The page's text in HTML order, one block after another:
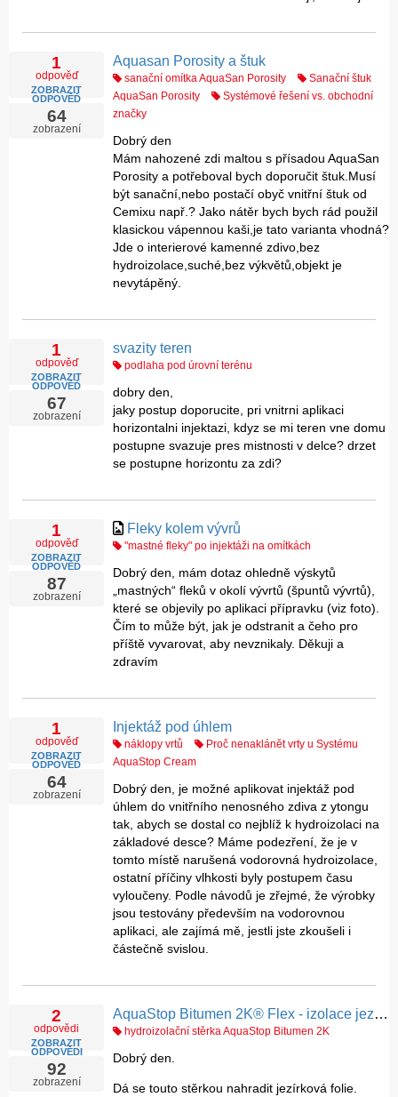
1
odpověď
ZOBRAZIT
ODPOVĚĎ
64
zobrazení
Aquasan Porosity a štuk
sanační omítka AquaSan Porosity
Sanační štuk
AquaSan Porosity
Systémové řešení vs. obchodní
značky
Dobrý den
Mám nahozené zdi maltou s přísadou AquaSan
Porosity a potřeboval bych doporučit štuk.Musí
být sanační,nebo postačí obyč vnitřní štuk od
Cemixu např.? Jako nátěr bych bych rád použil
klasickou vápennou kaši,je tato varianta vhodná?
Jde o interierové kamenné zdivo,bez
hydroizolace,suché,bez výkvětů,objekt je
nevytápěný.
1
odpověď
ZOBRAZIT
ODPOVĚĎ
67
zobrazení
svazity teren
podlaha pod úrovní terénu
dobry den,
jaky postup doporucite, pri vnitrni aplikaci
horizontalni injektazi, kdyz se mi teren vne domu
postupne svazuje pres mistnosti v delce? drzet
se postupne horizontu za zdi?
1
odpověď
ZOBRAZIT
ODPOVĚĎ
87
zobrazení
Fleky kolem vývrů
"mastné fleky" po injektáži na omítkách
Dobrý den, mám dotaz ohledně výskytů
„mastných“ fleků v okolí vývrtů (špuntů vývrtů),
které se objevily po aplikaci přípravku (viz foto).
Čím to může být, jak je odstranit a čeho pro
příště vyvarovat, aby nevznikaly. Děkuji a
zdravím
1
odpověď
ZOBRAZIT
ODPOVĚĎ
64
zobrazení
Injektáž pod úhlem
náklopy vrtů
Proč nenaklánět vrty u Systému
AquaStop Cream
Dobrý den, je možné aplikovat injektáž pod
úhlem do vnitřního nenosného zdiva z ytongu
tak, abych se dostal co nejblíž k hydroizolaci na
základové desce? Máme podezření, že je v
tomto místě narušená vodorovná hydroizolace,
ostatní příčiny vlhkosti byly postupem času
vyloučeny. Podle návodů je zřejmé, že výrobky
jsou testovány především na vodorovnou
aplikaci, ale zajímá mě, jestli jste zkoušeli i
částečně svislou.
2
odpovědi
ZOBRAZIT
ODPOVĚDI
92
zobrazení
AquaStop Bitumen 2K® Flex - izolace jezírka
hydroizolační stěrka AquaStop Bitumen 2K
Dobrý den.
Dá se touto stěrkou nahradit jezírková folie.